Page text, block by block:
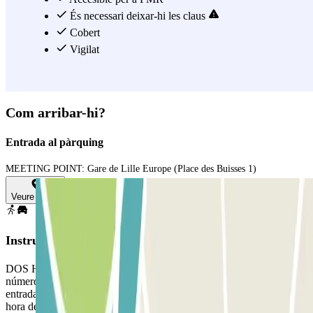
És necessari deixar-hi les claus
Cobert
Vigilat
Com arribar-hi?
Entrada al pàrquing
MEETING POINT: Gare de Lille Europe (Place des Buisses 1)
Veure mapa
Instruccions
DOS HORAS ANTES DE LA SALIDA: Recibirás un SMS con el
número de teléfono del conductor que recogerá tu vehículo en la
entrada de la estación. Tendrás que llamar 15 minutos antes de la
hora de recogida establecida para confirmarle tu llegada en el punto